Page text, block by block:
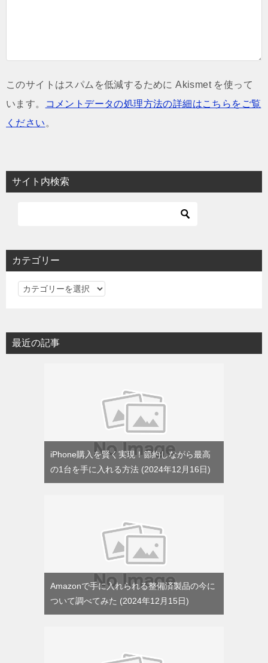
このサイトはスパムを低減するために Akismet を使って
います。
コメントデータの処理方法の詳細はこちらをご覧
ください 。
サイト内検索
カテゴリー
カ
リ
ー
最近の記事
iPhone購入を賢く実現！節約しながら最高
の1台を手に入れる方法
2024年12月16日
Amazonで手に入れられる整備済製品の今に
ついて調べてみた
2024年12月15日